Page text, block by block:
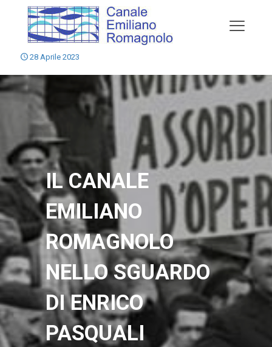
28 Aprile 2023
IL CANALE
EMILIANO
ROMAGNOLO
NELLO SGUARDO
DI ENRICO
PASQUALI